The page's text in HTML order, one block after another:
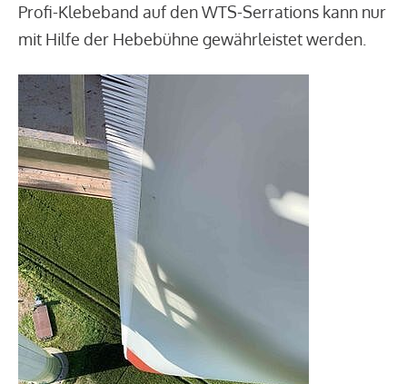
Profi-Klebeband auf den WTS-Serrations kann nur
mit Hilfe der Hebebühne gewährleistet werden.